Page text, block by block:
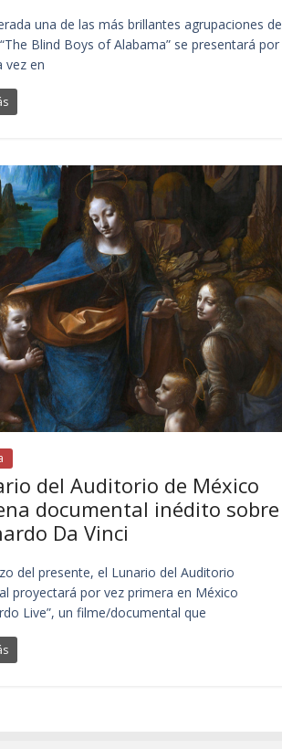
una de las más brillantes agrupaciones de
Blind Boys of Alabama” se presentará por
vez en
del Auditorio de México
documental inédito sobre
Da Vinci
del presente, el Lunario del Auditorio
proyectará por vez primera en México
Live”, un filme/documental que